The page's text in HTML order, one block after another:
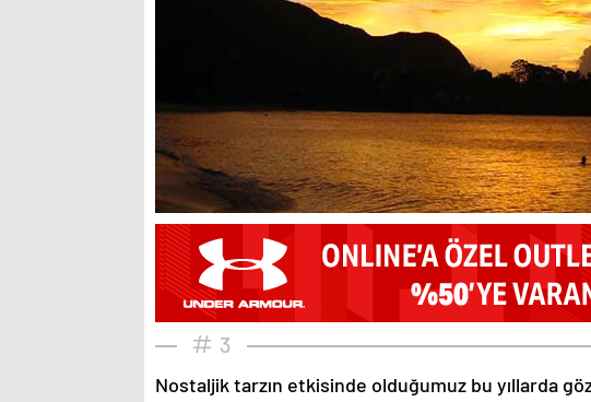
3
Nostaljik tarzın etkisinde olduğumuz bu yıllarda